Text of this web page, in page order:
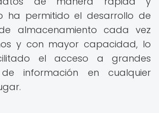
ha permitido el desarrollo de
almacenamiento cada vez
y con mayor capacidad, lo
el acceso a grandes
información en cualquier